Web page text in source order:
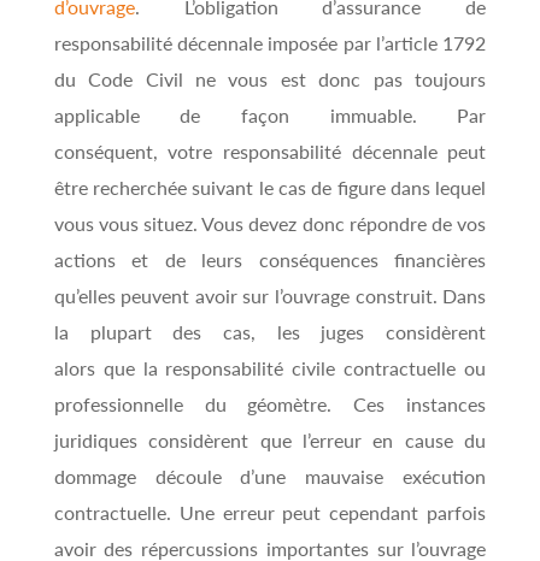
d’ouvrage. L’obligation d’assurance de
responsabilité décennale imposée par l’article 1792
du Code Civil ne vous est donc pas toujours
applicable de façon immuable. Par
conséquent, votre responsabilité décennale peut
être recherchée suivant le cas de figure dans lequel
vous vous situez. Vous devez donc répondre de vos
actions et de leurs conséquences financières
qu’elles peuvent avoir sur l’ouvrage construit. Dans
la plupart des cas, les juges considèrent
alors que la responsabilité civile contractuelle ou
professionnelle du géomètre. Ces instances
juridiques considèrent que l’erreur en cause du
dommage découle d’une mauvaise exécution
contractuelle. Une erreur peut cependant parfois
avoir des répercussions importantes sur l’ouvrage